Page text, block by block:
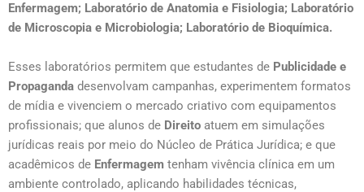
Enfermagem; Laboratório de Anatomia e Fisiologia; Laboratório
de Microscopia e Microbiologia; Laboratório de Bioquímica.
Esses laboratórios permitem que estudantes de Publicidade e
Propaganda desenvolvam campanhas, experimentem formatos
de mídia e vivenciem o mercado criativo com equipamentos
profissionais; que alunos de Direito atuem em simulações
jurídicas reais por meio do Núcleo de Prática Jurídica; e que
acadêmicos de Enfermagem tenham vivência clínica em um
ambiente controlado, aplicando habilidades técnicas,